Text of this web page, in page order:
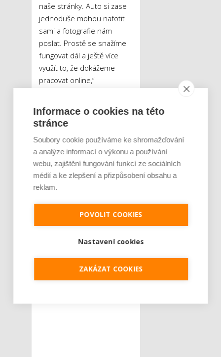
naše stránky. Auto si zase
jednoduše mohou nafotit
sami a fotografie nám
poslat. Prostě se snažíme
fungovat dál a ještě více
využít to, že dokážeme
pracovat online,“
firmám, aby se co
nejrychleji a nejlépe
dokázaly situaci
přizpůsobit.
Direct pojišťovna
home office
pomoc z domovů
Informace o cookies na této
stránce
Soubory cookie používáme ke shromažďování
a analýze informací o výkonu a používání
webu, zajištění fungování funkcí ze sociálních
médií a ke zlepšení a přizpůsobení obsahu a
reklam.
POVOLIT COOKIES
Nastavení cookies
ZAKÁZAT COOKIES